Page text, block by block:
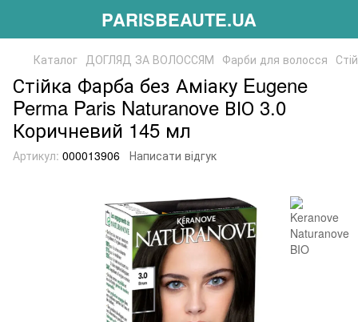
PARISBEAUTE.UA
Каталог ДОГЛЯД ЗА ВОЛОССЯМ Фарби для волосся
Стійка Фарба без Аміаку Eugene
Perma Paris Naturanove ВІО 3.0
Коричневий 145 мл
Артикул: 000013906 Написати відгук